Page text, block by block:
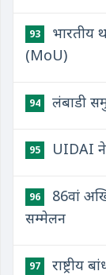
93
भारतीय
(MoU)
94 लंबाडी
95 UIDAI
96
86वां
सम्मेलन
97 राष्ट्रीय